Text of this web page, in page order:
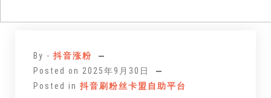
By - 抖音涨粉
Posted on 2025年9月30日
Posted in 抖音刷粉丝卡盟自助平台